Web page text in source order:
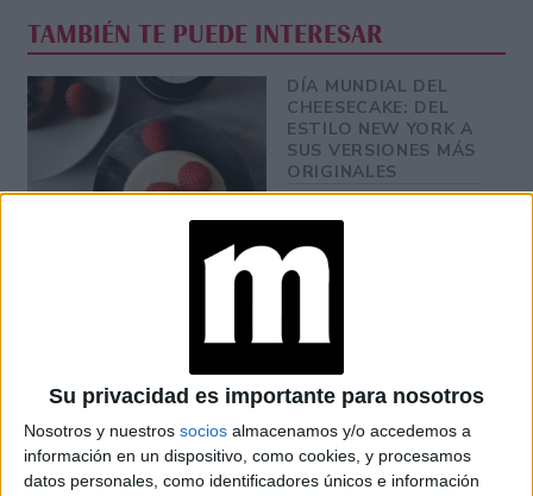
Su privacidad es importante para nosotros
Nosotros y nuestros socios almacenamos y/o accedemos a
información en un dispositivo, como cookies, y procesamos
datos personales, como identificadores únicos e información
TAMBIÉN TE PUEDE INTERESAR
DÍA MUNDIAL DEL
CHEESECAKE: DEL
ESTILO NEW YORK A
SUS VERSIONES MÁS
ORIGINALES
TEMPORADA DE
TRUFAS: QUÉ SON Y
TRES
PARA PROBARLAS
ANA IRIE, LA
PASTELERA QUE
CONVIERTE LOS
RECUERDOS EN